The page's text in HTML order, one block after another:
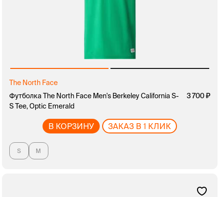
The North Face
Футболка The North Face Men's Berkeley California S-
S Tee, Optic Emerald
3 700
В КОРЗИНУ ЗАКАЗ В 1 КЛИК
S M